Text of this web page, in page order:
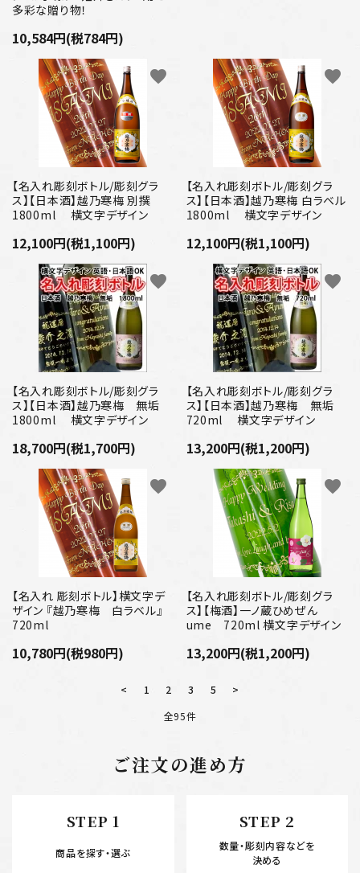
多彩な贈り物！
10,584円(税784円)
【名入れ彫刻ボトル/彫刻グラ
ス】【日本酒】越乃寒梅 別撰
1800ml 横文字デザイン
12,100円(税1,100円)
favorite
【名入れ彫刻ボトル/彫刻グラ
ス】【日本酒】越乃寒梅 白ラベル
1800ml 横文字デザイン
12,100円(税1,100円)
favorite
【名入れ彫刻ボトル/彫刻グラ
ス】【日本酒】越乃寒梅 無垢
1800ml 横文字デザイン
18,700円(税1,700円)
favorite
【名入れ彫刻ボトル/彫刻グラ
ス】【日本酒】越乃寒梅 無垢
720ml 横文字デザイン
13,200円(税1,200円)
favorite
【名入れ 彫刻ボトル】横文字デ
ザイン 『越乃寒梅 白ラベル』
720ml
10,780円(税980円)
favorite
【名入れ彫刻ボトル/彫刻グラ
ス】【梅酒】一ノ蔵ひめぜん
ume 720ml 横文字デザイン
13,200円(税1,200円)
favorite
< 1 2 3 5
>
全95件
カテゴリー
ご注文の進め方
STEP 1
商品を探す・選ぶ
STEP 2
数量・彫刻内容などを
決める